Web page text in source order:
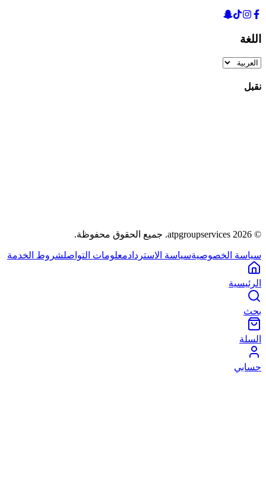
اللغة
نقبل
©
2026 جميع الحقوق محفوظة.
سياسة الخصوصيةسياسة الاستردادمعلومات التواصلشروط الخدمة
الرئيسية
بحث
السلة
حسابي